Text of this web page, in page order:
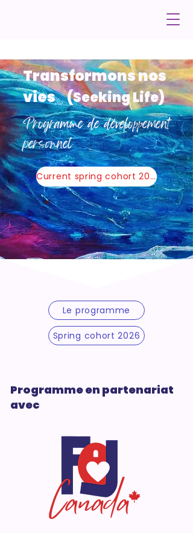
Transformons nos
vies
(Seeking Life)
Programme de développement
personnel
Current spring cohort 2026
Le programme
Spring cohort 2026
Programme en partenariat
avec